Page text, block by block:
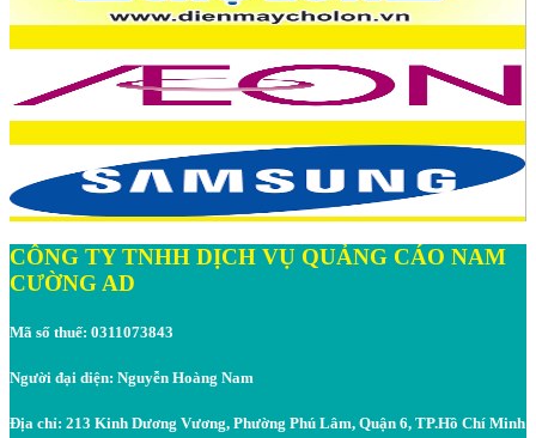
CÔNG TY TNHH DỊCH VỤ QUẢNG CÁO NAM
CƯỜNG AD
Mã số thuế: 0311073843
Người đại diện: Nguyễn Hoàng Nam
Địa chỉ: 213 Kinh Dương Vương, Phường Phú Lâm, Quận 6, TP.Hồ Chí Minh